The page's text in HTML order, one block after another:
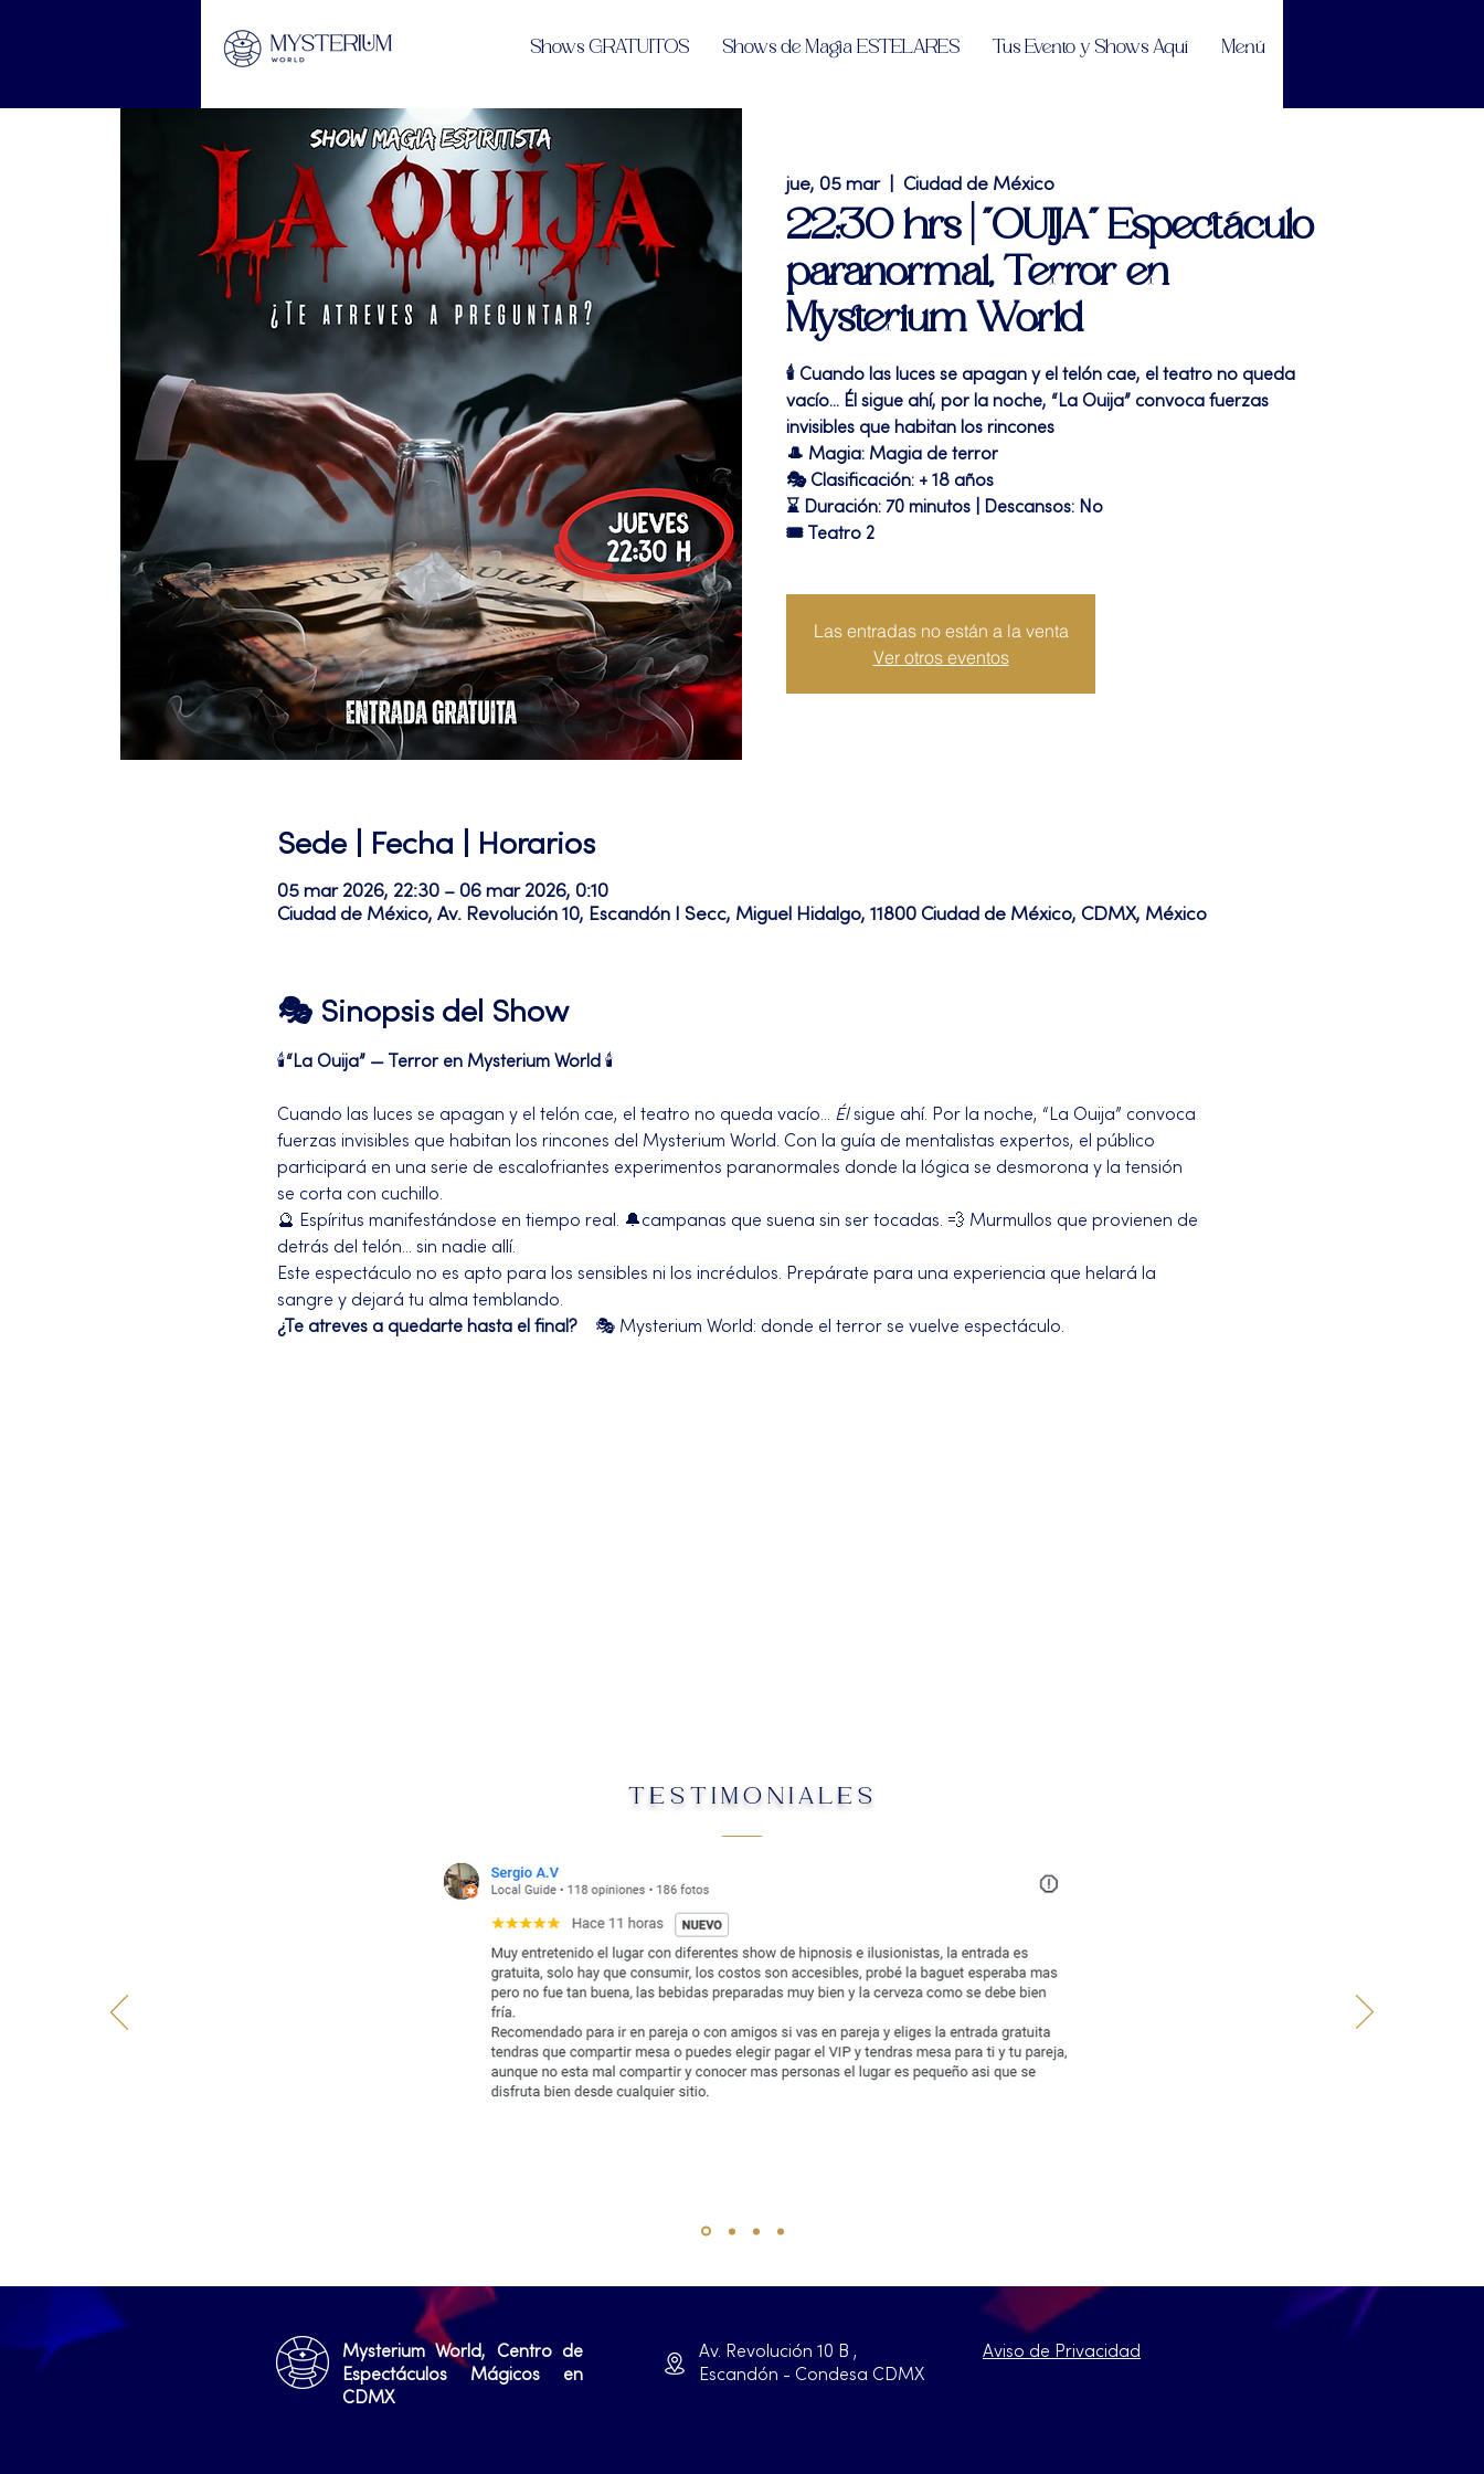
Shows GRATUITOS Shows de Magia ESTELARES Tus Evento y Shows Aquí Menú
jue, 05 mar
  |
Ciudad de México
22:30 hrs | "OUIJA" Espectáculo
paranormal, Terror en
Mysterium World
🕯️ Cuando las luces se apagan y el telón cae, el teatro no queda
vacío... Él sigue ahí, por la noche, “La Ouija” convoca fuerzas
invisibles que habitan los rincones
🎩 Magia: Magia de terror
🎭 Clasificación: + 18 años
⌛ Duración: 70 minutos | Descansos: No
🎟 Teatro 2
Las entradas no están a la venta
Ver otros eventos
Sede | Fecha | Horarios
05 mar 2026, 22:30 – 06 mar 2026, 0:10
Ciudad de México, Av. Revolución 10, Escandón I Secc, Miguel Hidalgo, 11800 Ciudad de México, CDMX, México
🎭 Sinopsis del Show
🕯️“La Ouija” — Terror en Mysterium World 🕯️
Cuando las luces se apagan y el telón cae, el teatro no queda vacío... Él sigue ahí. Por la noche, “La Ouija” convoca
fuerzas invisibles que habitan los rincones del Mysterium World. Con la guía de mentalistas expertos, el público
participará en una serie de escalofriantes experimentos paranormales donde la lógica se desmorona y la tensión
se corta con cuchillo.
🔮 Espíritus manifestándose en tiempo real. 🔔campanas que suena sin ser tocadas. 💨 Murmullos que provienen de
detrás del telón... sin nadie allí.
Este espectáculo no es apto para los sensibles ni los incrédulos. Prepárate para una experiencia que helará la
sangre y dejará tu alma temblando.
¿Te atreves a quedarte hasta el final? 🎭 Mysterium World: donde el terror se vuelve espectáculo.
TESTIMONIALES
Mysterium World, Centro de
Espectáculos Mágicos en
CDMX
Av. Revolución 10 B ,
Escandón - Condesa CDMX
Aviso de Privacidad